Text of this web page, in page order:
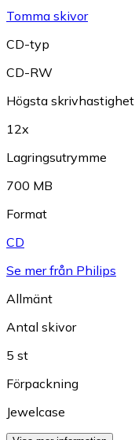
Tomma skivor
CD-typ
CD-RW
Högsta skrivhastighet
12x
Lagringsutrymme
700 MB
Format
CD
Se mer från Philips
Allmänt
Antal skivor
5 st
Förpackning
Jewelcase